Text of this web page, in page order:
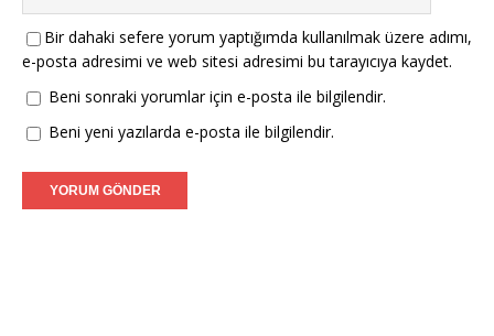
Bir dahaki sefere yorum yaptığımda kullanılmak üzere adımı,
e-posta adresimi ve web sitesi adresimi bu tarayıcıya kaydet.
Beni sonraki yorumlar için e-posta ile bilgilendir.
Beni yeni yazılarda e-posta ile bilgilendir.